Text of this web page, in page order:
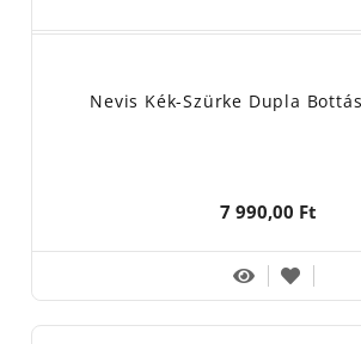
Nevis Kék-Szürke Dupla
7 990,00 Ft